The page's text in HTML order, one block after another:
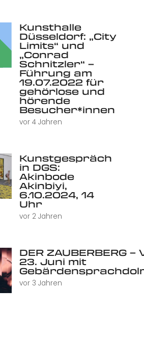
Kunsthalle
Düsseldorf: „City
Limits“ und
„Conrad
Schnitzler“ –
Führung am
19.07.2022 für
gehörlose und
hörende
Besucher*innen
vor 4 Jahren
Kunstgespräch
in DGS:
Akinbode
Akinbiyi,
6.10.2024, 14
Uhr
vor 2 Jahren
DER ZAUBERBERG
23. Juni mit
vor 3 Jahren